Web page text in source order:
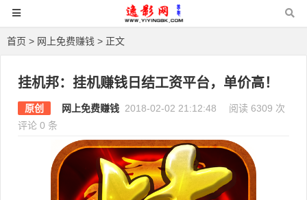
首页 > 网上免费赚钱 > 正文
挂机邦：挂机赚钱日结工资平台，单价高！
原创 网上免费赚钱 2018-02-02 21:12:48
阅读 6309 次
评论 0 条